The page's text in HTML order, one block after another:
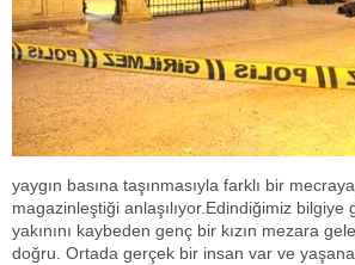
yaygın basına taşınmasıyla farklı bir
magazinleştiği anlaşılıyor.Edindiğimiz bilgiye
yakınını kaybeden genç bir kızın mezara
doğru. Ortada gerçek bir insan var ve